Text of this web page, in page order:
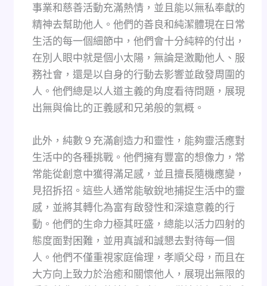
事業和慈善活動充滿熱情，並且能以無私奉獻的
精神去幫助他人。他們的善良和純潔體現在日常
生活的每一個細節中，他們會十分純粹的付出，
在別人眼中就是個小太陽，無論是激勵他人、服
務社會，還是以自身的行動去影響並啟發周圍的
人。他們總是以人道主義的角度看待問題，展現
出無與倫比的正義感和兄弟般的氣概。
此外，純數９充滿創造力和靈性，能夠靈活應對
生活中的各種挑戰。他們擁有豐富的想像力，常
常能從創意中獲得滿足感，並且擅長隨機應變，
見招拆招。這些人通常能敏銳地捕捉生活中的靈
感，並將其轉化為富有啟發性和深遠意義的行
動。他們的生命力極其旺盛，總能以活力四射的
態度面對困難，並用真誠和誠懇去對待每一個
人。他們不僅重視家庭倫理，孝順父母，而且在
大方向上致力於治癒和關懷他人，展現出無限的